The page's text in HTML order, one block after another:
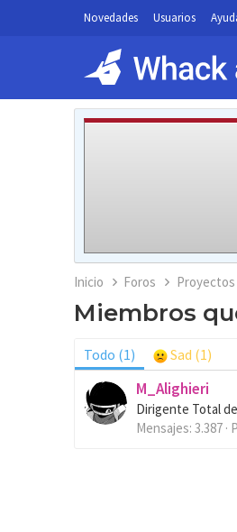
Novedades Usuarios
Inicio Foros Proyectos
Miembros
Todo (1) Sad (1)
M_Alighieri
Dirigente Total
Mensajes 3.387